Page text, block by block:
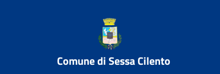
Comune di Sessa Cilento